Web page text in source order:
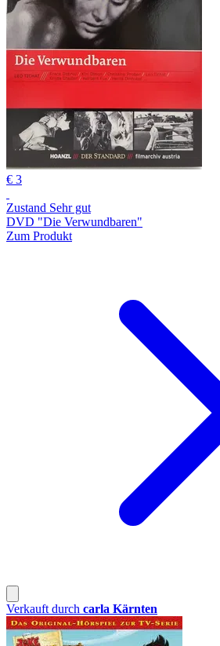
€ 3
Zustand Sehr gut
DVD "Die Verwundbaren"
Zum Produkt
Verkauft durch carla Kärnten